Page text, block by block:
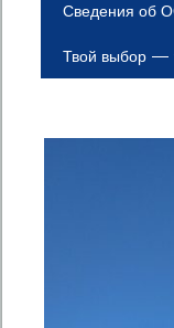
Сведения об
Твой выбор —